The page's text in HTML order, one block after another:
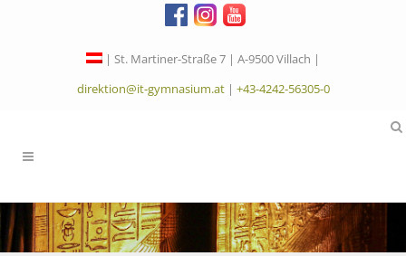
| St. Martiner-Straße 7 | A-9500 Villach |
direktion@it-gymnasium.at| +43-4242-56305-0